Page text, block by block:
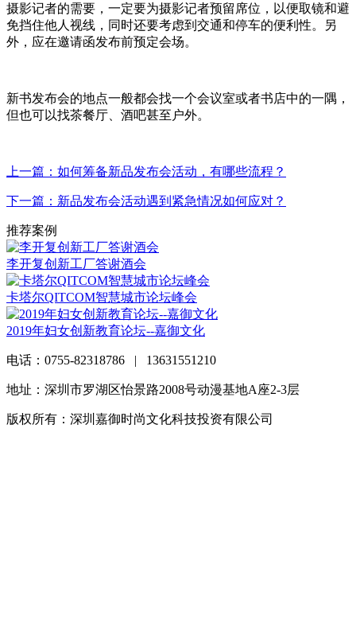
摄影记者的需要，一定要为摄影记者预留席位，以便取镜和避
免挡住他人视线，同时还要考虑到交通和停车的便利性。另
外，应在邀请函发布前预定会场。
新书发布会的地点一般都会找一个会议室或者书店中的一隅，
但也可以找茶餐厅、酒吧甚至户外。
上一篇：如何筹备新品发布会活动，有哪些流程？
下一篇：新品发布会活动遇到紧急情况如何应对？
推荐案例
李开复创新工厂答谢酒会
卡塔尔QITCOM智慧城市论坛峰会
2019年妇女创新教育论坛--嘉御文化
电话：0755-82318786 | 13631551210
地址：深圳市罗湖区怡景路2008号动漫基地A座2-3层
版权所有：深圳嘉御时尚文化科技投资有限公司